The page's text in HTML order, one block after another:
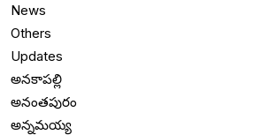
News
Others
Updates
అనకాపల్లి
అనంతపురం
అన్నమయ్య